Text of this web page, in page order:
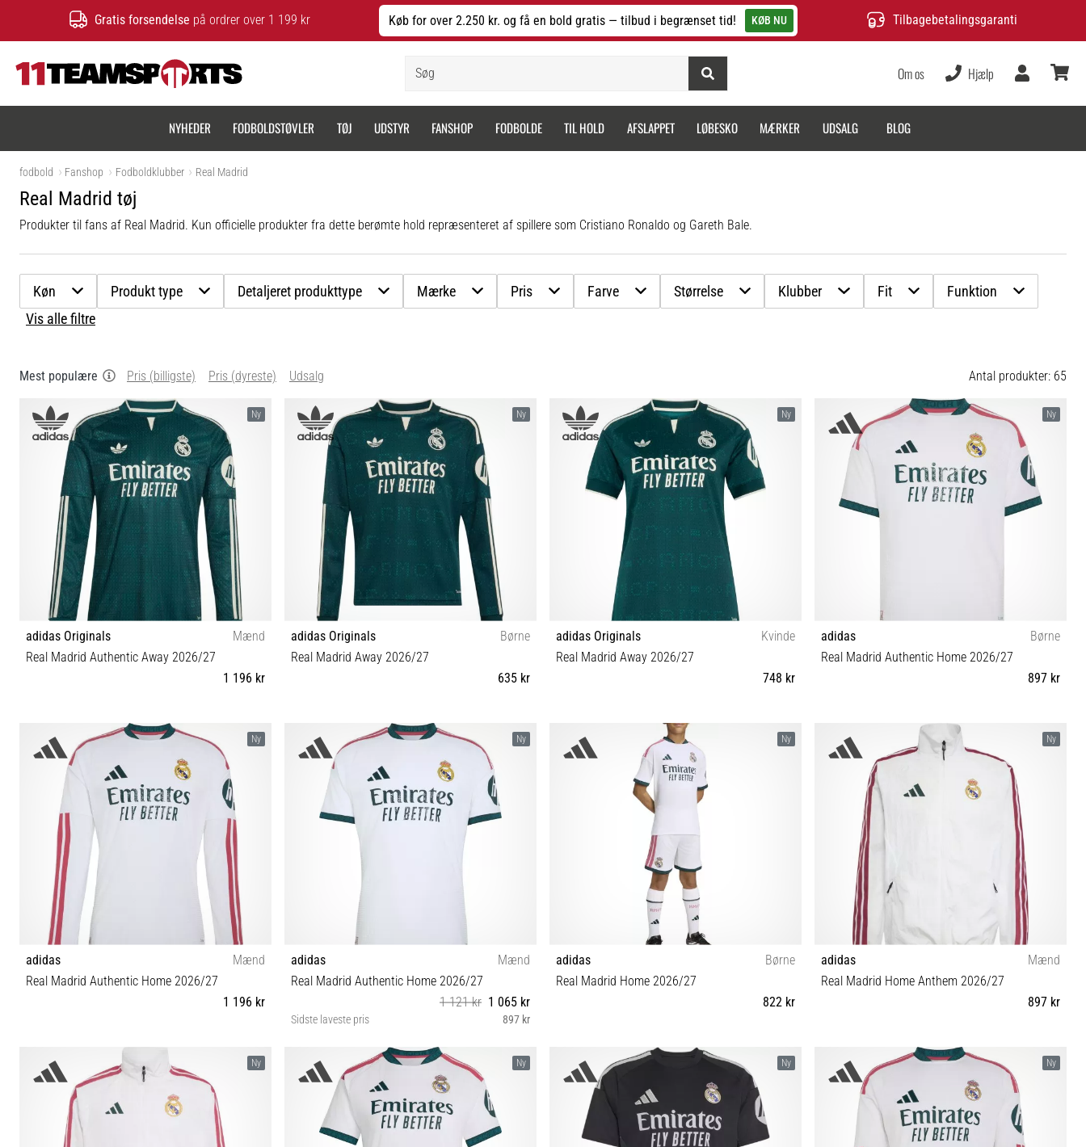
Gratis forsendelse på ordrer over 1 199 kr Køb for over 2.250 kr. og få en bold gratis — tilbud i begrænset tid! KØB NU Tilbagebetalingsgaranti
Om os Hjælp
Bruger
NYHEDER FODBOLDSTØVLER TØJ UDSTYR FANSHOP FODBOLDE TIL HOLD AFSLAPPET LØBESKO MÆRKER UDSALG BLOG
fodbold Fanshop Fodboldklubber Real Madrid
Real Madrid tøj
Produkter til fans af Real Madrid. Kun officielle produkter fra dette berømte hold repræsenteret af spillere som Cristiano Ronaldo og Gareth Bale.
Køn Produkt type Detaljeret produkttype Mærke Pris Farve Størrelse Klubber Fit
Funktion
Vis alle filtre
Mest populære Pris (billigste) Pris (dyreste) Udsalg Antal produkter: 65
Ny
adidas Originals
Mænd
Real Madrid Authentic Away 2026/27
1 196 kr
L XL 3XL
Ny
adidas Originals
Børne
Real Madrid Away 2026/27
635 kr
XS (123-128 cm)
Ny
adidas Originals
Kvinde
Real Madrid Away 2026/27
748 kr
XXS XS S M L XL XXL
Ny
adidas
Børne
Real Madrid Authentic Home 2026/27
897 kr
XS (123-128 cm) S (135-140 cm) M (147-152 cm) L
(159-164 cm) XL (165-176 cm)
Ny
adidas
Mænd
Real Madrid Authentic Home 2026/27
1 196 kr
S M L XL XXL
Ny
adidas
Mænd
Real Madrid Authentic Home 2026/27
1 121 kr 1 065 kr
Sidste laveste pris 897 kr
S M L XL XXL 3XL
Ny
adidas
Børne
Real Madrid Home 2026/27
822 kr
XS (123-128 cm)
Ny
adidas
Mænd
Real Madrid Home Anthem 2026/27
897 kr
S M L XL XXL 3XL
Ny Ny Ny Ny